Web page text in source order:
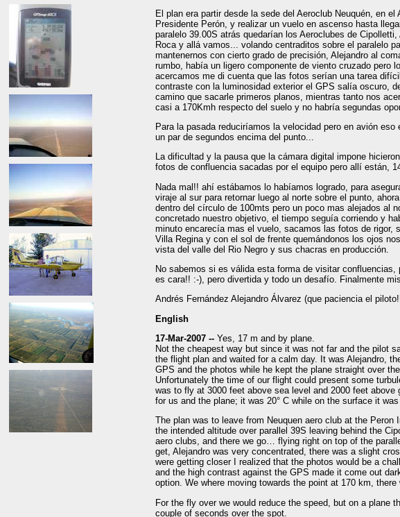
El plan era partir desde la sede del Aeroclub Neuquén, en el
Presidente Perón, y realizar un vuelo en ascenso hasta
paralelo 39.00S atrás quedarían los Aeroclubes de
Roca y allá vamos... volando centraditos sobre el paralelo
mantenernos con cierto grado de precisión, Alejandro al
rumbo, había un ligero componente de viento cruzado pero
acercamos me di cuenta que las fotos serían una tarea
contraste con la luminosidad exterior el GPS salía oscuro,
camino que sacarle primeros planos, mientras tanto nos
casi a 170Kmh respecto del suelo y no habría segundas
Para la pasada reduciríamos la velocidad pero en avión
un par de segundos encima del punto...
La dificultad y la pausa que la cámara digital impone
fotos de confluencia sacadas por el equipo pero allí están,
Nada mal!! ahí estábamos lo habíamos logrado, para
viraje al sur para retornar luego al norte sobre el punto,
dentro del círculo de 100mts pero un poco mas alejados al
concretado nuestro objetivo, el tiempo seguía corriendo y
minuto encarecía mas el vuelo, sacamos las fotos de rigor,
Villa Regina y con el sol de frente quemándonos los ojos
vista del valle del Rio Negro y sus chacras en producción.
No sabemos si es válida esta forma de visitar
es cara!! :-), pero divertida y todo un desafío. Finalmente
Andrés Fernández Alejandro Álvarez (que paciencia el
English
17-Mar-2007 -- Yes, 17 m and by plane.
Not the cheapest way but since it was not far and the pilot
the flight plan and waited for a calm day. It was Alejandro,
GPS and the photos while he kept the plane straight over
Unfortunately the time of our flight could present some
was to fly at 3000 feet above sea level and 2000 feet above
for us and the plane; it was 20° C while on the surface it was
The plan was to leave from Neuquen aero club at the Peron
the intended altitude over parallel 39S leaving behind the
aero clubs, and there we go… flying right on top of the
get, Alejandro was very concentrated, there was a slight
were getting closer I realized that the photos would be a
and the high contrast against the GPS made it come out
option. We where moving towards the point at 170 km,
For the fly over we would reduce the speed, but on a
couple of seconds over the spot.